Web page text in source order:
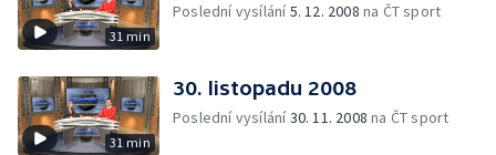
31 min
Poslední vysílání5. 12. 2008 na ČT sport
31 min
30. listopadu 2008
Poslední vysílání30. 11. 2008 na ČT sport